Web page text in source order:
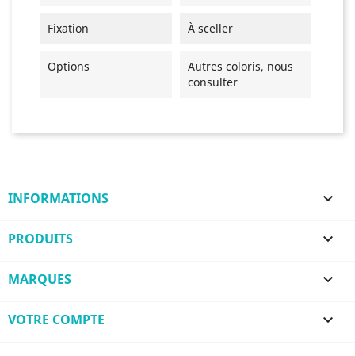
Fixation À sceller
Options
Autres coloris, nous
consulter
INFORMATIONS 
PRODUITS 
MARQUES 
VOTRE COMPTE 